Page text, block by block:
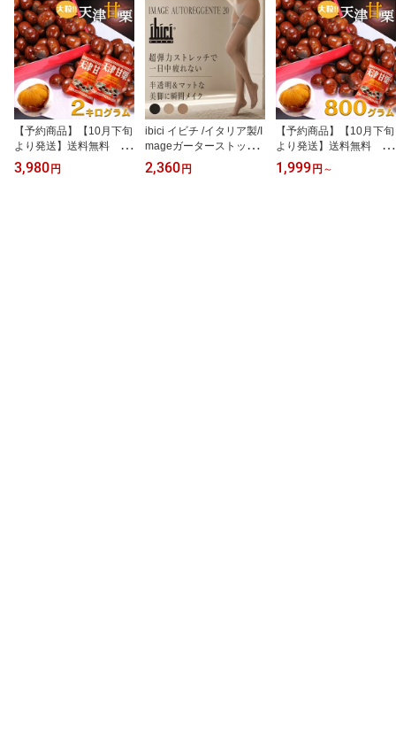
アー トゥ ウエスト(つま
先からウエストまで切替
なし)つま先スルータイプ
幅広コンフォートコット
ンマチ付
薄手超耐性ストッキング
ウルトラシアーグロッシ
ー 光沢ありつま先スルー
タイプ2WAYストレッチ
ニール超薄手透け感あり
マットつま先スルータイ
プシリコンストッパーす
べり止め
【予約商品】【10月下旬
より発送】送料無料 無
添加 天津甘栗 2kg
甘栗 栗 スイーツ 和菓子
3,980円
ibici イビチ /イタリア製/I
mageガーターストッキ
ング／ライクラ/20-Bas J
arretiereシリコンストッ
2,360円
【予約商品】【10月下旬
より発送】送料無料 無
添加 新栗 天津甘栗
800g 大粒 甘栗 栗
1,999円 ～